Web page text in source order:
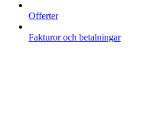
Offerter
Fakturor och betalningar